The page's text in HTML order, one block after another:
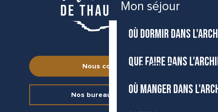
Mon séjour
OÙ DORMIR DANS
QUE FAIRE DANS
OÙ MANGER DANS
Nous contacter
Nos bureaux d’accueil